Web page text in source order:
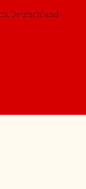
Deutschland